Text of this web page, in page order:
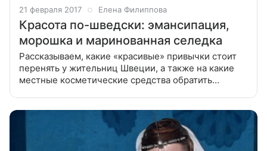
21 февраля 2017 Елена Филиппова
Красота по-шведски: эмансипация,
морошка и маринованная селедка
Рассказываем, какие «красивые» привычки стоит
перенять у жительниц Швеции, а также на какие
местные косметические средства обратить